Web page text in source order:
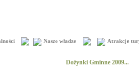
Nasze władze Atrakcje
Dożynki Gminne 2009...